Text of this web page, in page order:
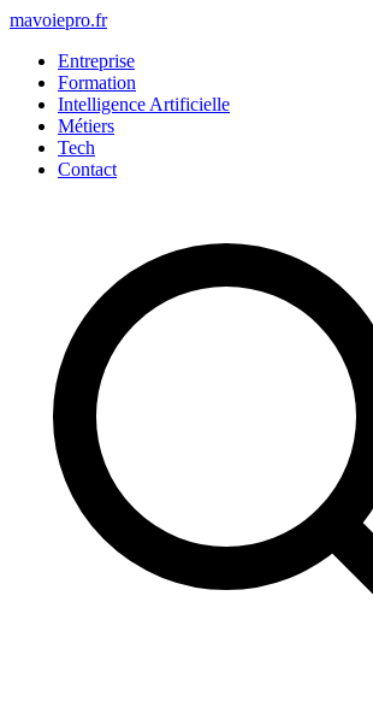
mavoiepro.fr
Entreprise
Formation
Intelligence Artificielle
Métiers
Tech
Contact